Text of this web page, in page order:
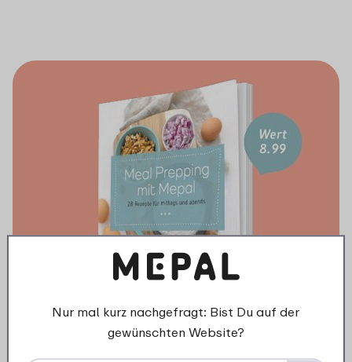
Nur mal kurz nachgefragt: Bist Du auf der
gewünschten Website?